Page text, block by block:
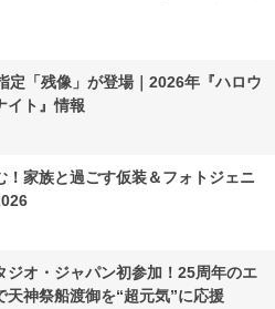
定「残像」が登場｜2026年『ハロウ
イト』情報
！家族と過ごす仮装＆フォトジェニ
ジオ・ジャパン初参加！25周年のエ
天神祭船渡御を“超元気”に応援